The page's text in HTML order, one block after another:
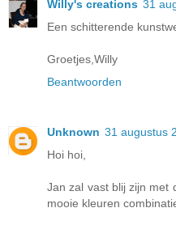
Willy's creations 31
Een schitterende
Groetjes,Willy
Beantwoorden
Unknown 31 augustus
Hoi hoi,
Jan zal vast blij zijn met
mooie kleuren